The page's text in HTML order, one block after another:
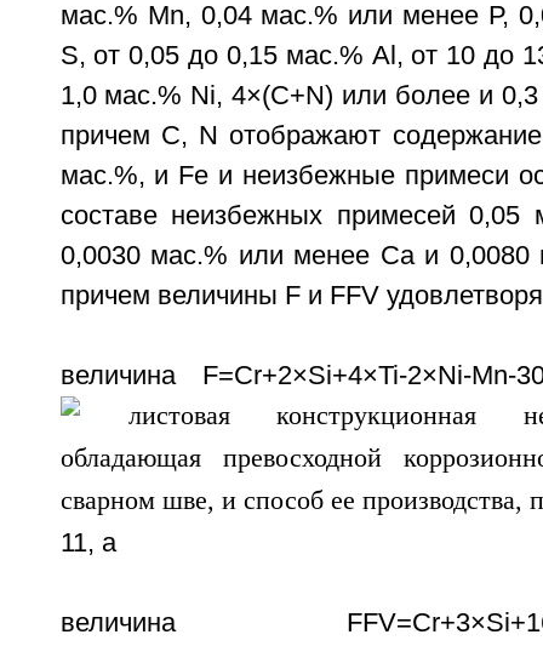
мас.% Mn, 0,04 мас.% или менее Р,
S, от 0,05 до 0,15 мас.% Al, от 10 до
1,0 мас.% Ni, 4×(C+N) или более и
причем С, N отображают
мас.%, и Fe и неизбежные примеси
составе неизбежных примесей
0,0030 мас.% или менее Ca и
причем величины F и FFV
величина F=Cr+2×Si+4×Ti-2×Ni-Mn-
11, а
величина